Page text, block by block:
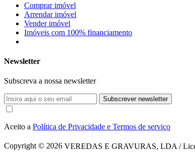
Comprar imóvel
Arrendar imóvel
Vender imóvel
Imóveis com 100% financiamento
Newsletter
Subscreva a nossa newsletter
Subscrever newsletter
Aceito a Política de Privacidade e Termos de serviço
Copyright © 2026 VEREDAS E GRAVURAS, LDA /